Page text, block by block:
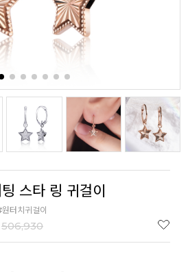
스타 링 귀걸이
터치귀걸이
506,930